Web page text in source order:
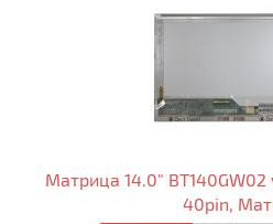
Матрица 14.0" BT140GW02
40pin,